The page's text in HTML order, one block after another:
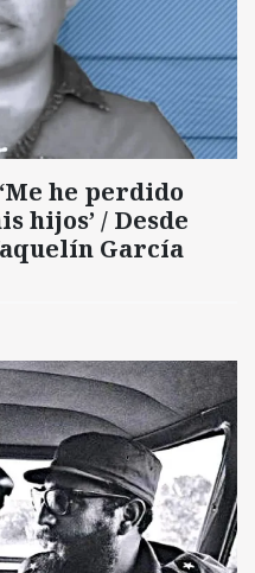
he perdido
hijos’ / Desde
García